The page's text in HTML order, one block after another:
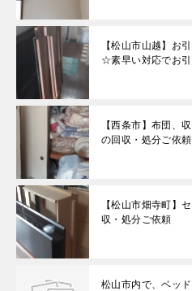
【松山市山越】お
☆素早い対応でお引
【西条市】布団、
の回収・処分ご依頼
【松山市畑寺町】
収・処分ご依頼
松山市内で、ベッ